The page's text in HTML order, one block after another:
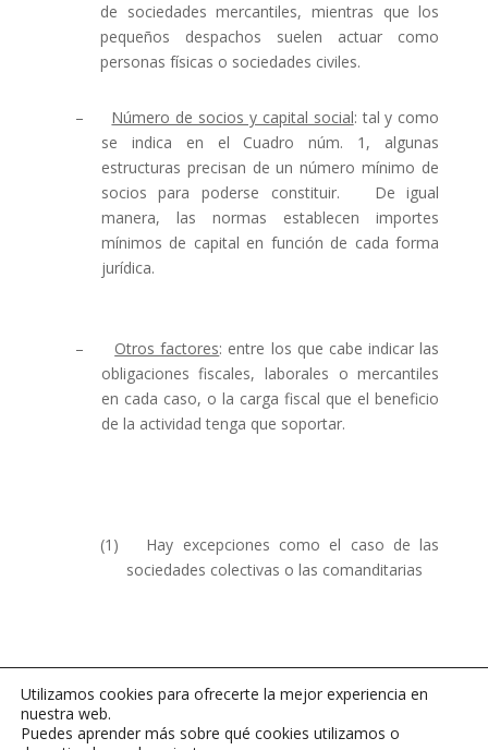
de sociedades mercantiles, mientras que los
pequeños despachos suelen actuar como
personas físicas o sociedades civiles.
– Número de socios y capital social: tal y como
se indica en el Cuadro núm. 1, algunas
estructuras precisan de un número mínimo de
socios para poderse constituir.
De igual
manera, las normas establecen importes
mínimos de capital en función de cada forma
jurídica.
– Otros factores: entre los que cabe indicar las
obligaciones fiscales, laborales o mercantiles
en cada caso, o la carga fiscal que el beneficio
de la actividad tenga que soportar.
(1)
Hay excepciones como el caso de las
sociedades colectivas o las comanditarias
Utilizamos cookies para ofrecerte la mejor experiencia en
nuestra web.
Puedes aprender más sobre qué cookies utilizamos o